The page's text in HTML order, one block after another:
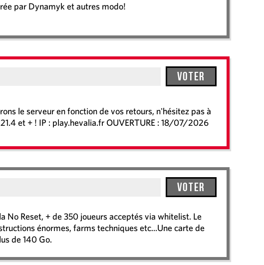
par Dynamyk et autres modo!
Voter
le serveur en fonction de vos retours, n'hésitez pas à
et + ! IP : play.hevalia.fr OUVERTURE : 18/07/2026
Voter
No Reset, + de 350 joueurs acceptés via whitelist. Le
énormes, farms techniques etc...Une carte de
de 140 Go.